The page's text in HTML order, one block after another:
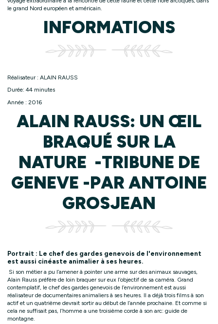
le grand Nord européen et américain.
INFORMATIONS
Réalisateur : ALAIN RAUSS
Durée: 44 minutes
Année : 2016
ALAIN RAUSS: UN ŒIL
BRAQUÉ SUR LA
NATURE -TRIBUNE DE
GENEVE -PAR ANTOINE
GROSJEAN
Portrait : Le chef des gardes genevois de l'environnement
est aussi cinéaste animalier à ses heures.
Si son métier a pu l’amener à pointer une arme sur des animaux sauvages,
Alain Rauss préfère de loin braquer sur eux l’objectif de sa caméra. Grand
contemplatif, le chef des gardes genevois de l’environnement est aussi
réalisateur de documentaires animaliers à ses heures. Il a déjà trois films à son
actif et un quatrième devrait sortir au début de l’année prochaine. Et comme si
cela ne suffisait pas, l’homme a une troisième corde à son arc: guide de
montagne.